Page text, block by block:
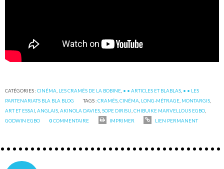
CATÉGORIES :CINÉMA LES CRAMÉS DE LA BOBINE • • ARTICLES ET BLABLAS • • LES
PARTENARIATS BLA BLA BLOG
TAGS :CRAMÉS ,CINÉMA LONG-MÉTRAGE MONTARGIS
ART ET ESSAI ,ANGLAIS ,AKINOLA DAVIES ,SOPE DIRISU ,CHIBUIKE MARVELLOUS EGBO
GODWIN EGBO
0COMMENTAIRE IMPRIMER LIEN PERMANENT